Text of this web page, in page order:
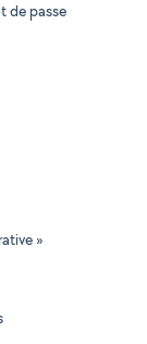
de passe
»